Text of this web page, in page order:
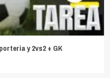
y 2vs2 + GK